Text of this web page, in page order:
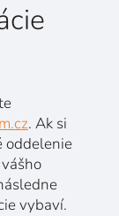
. Ak si
oddelenie
vybaví.